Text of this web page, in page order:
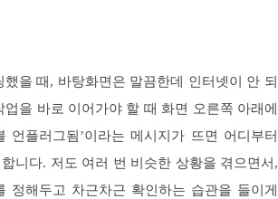
을 때, 바탕화면은 말끔한데 인터넷이 안 되
을 바로 이어가야 할 때 화면 오른쪽 아래에
언플러그됨’이라는 메시지가 뜨면 어디부터
니다. 저도 여러 번 비슷한 상황을 겪으면서,
정해두고 차근차근 확인하는 습관을 들이게